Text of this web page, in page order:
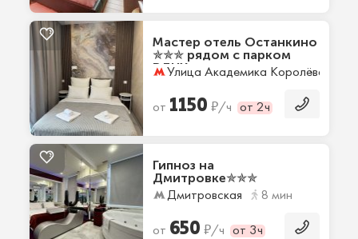
Мастер отель Останкино
✯✯✯ рядом с парком
ВДНХ
Улица Академика Королёва
от 1150 ₽/ч от 2ч
Гипноз на
Дмитровке✯✯✯
Дмитровская 8 мин
от 650 ₽/ч от 3ч